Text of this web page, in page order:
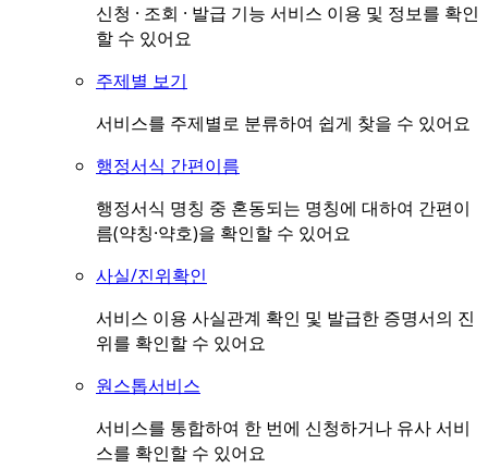
신청 · 조회 · 발급 기능 서비스 이용 및 정보를 확인
할 수 있어요
주제별 보기
서비스를 주제별로 분류하여 쉽게 찾을 수 있어요
행정서식 간편이름
행정서식 명칭 중 혼동되는 명칭에 대하여 간편이
름(약칭·약호)을 확인할 수 있어요
사실/진위확인
서비스 이용 사실관계 확인 및 발급한 증명서의 진
위를 확인할 수 있어요
원스톱서비스
서비스를 통합하여 한 번에 신청하거나 유사 서비
스를 확인할 수 있어요